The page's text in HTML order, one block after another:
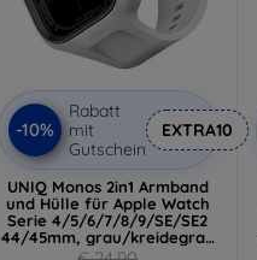
-10%
Rabatt
mit
Gutschein
EXTRA10
UNIQ Monos 2in1 Armband
und Hülle für Apple Watch
Serie 4/5/6/7/8/9/SE/SE2
44/45mm, grau/kreidegrau
(UNIQ-45MM-MONOSGRY)